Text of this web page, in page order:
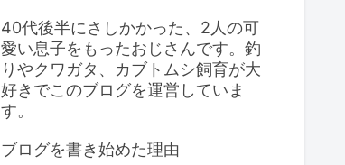
40代後半にさしかかった、2人の可
愛い息子をもったおじさんです。釣
りやクワガタ、カブトムシ飼育が大
好きでこのブログを運営していま
す。
ブログを書き始めた理由